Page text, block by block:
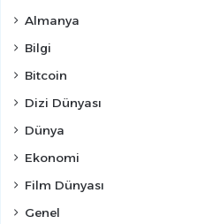
Almanya
Bilgi
Bitcoin
Dizi Dünyası
Dünya
Ekonomi
Film Dünyası
Genel